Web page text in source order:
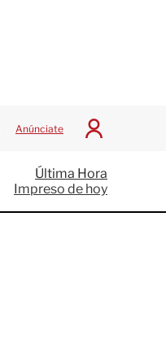
Anúnciate
I
c
i
a
Última Hora
Impreso de hoy